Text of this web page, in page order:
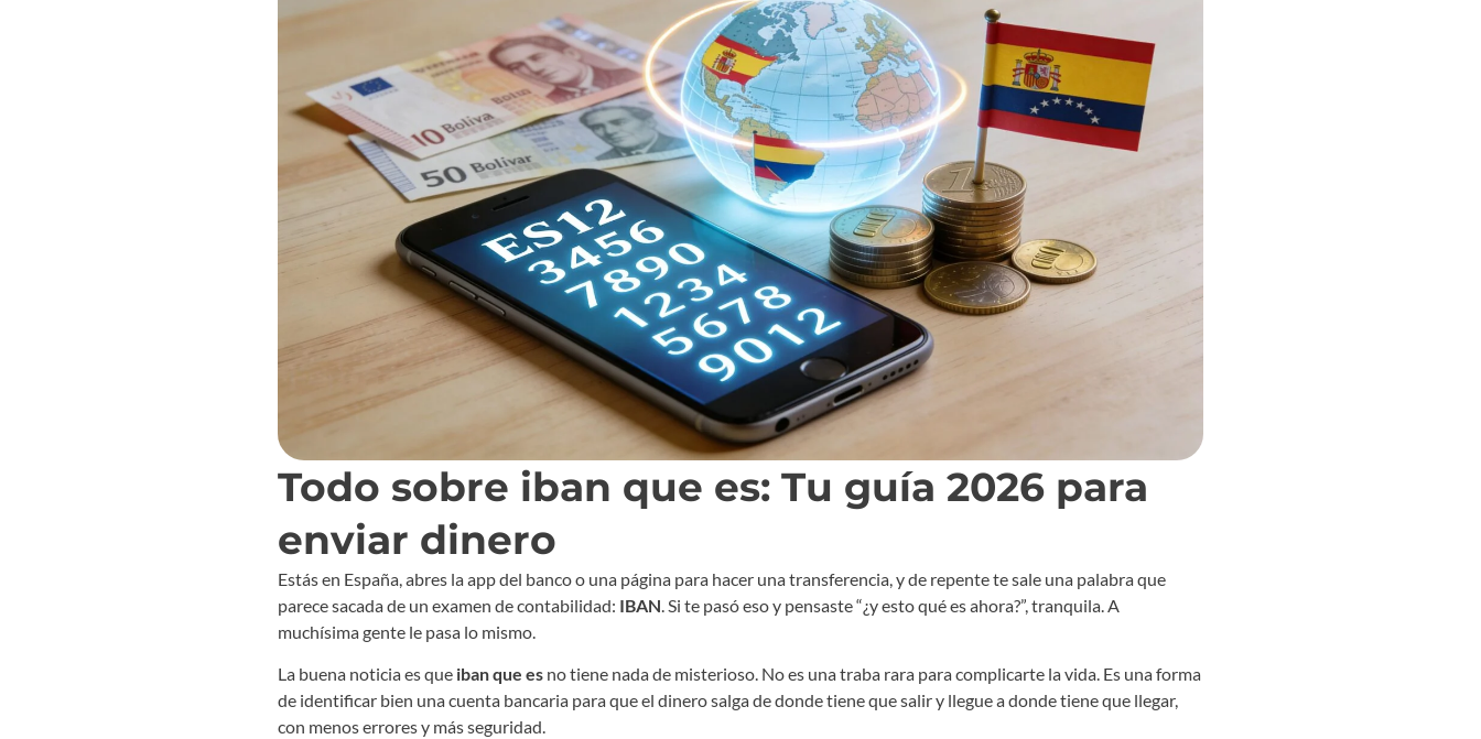
Todo sobre iban que es: Tu guía 2026 para
enviar dinero
Estás en España, abres la app del banco o una página para hacer una transferencia, y de repente te sale una palabra que
parece sacada de un examen de contabilidad: IBAN . Si te pasó eso y pensaste “¿y esto qué es ahora?”, tranquila. A
muchísima gente le pasa lo mismo.
La buena noticia es que iban que es no tiene nada de misterioso. No es una traba rara para complicarte la vida. Es una forma
de identificar bien una cuenta bancaria para que el dinero salga de donde tiene que salir y llegue a donde tiene que llegar,
con menos errores y más seguridad.